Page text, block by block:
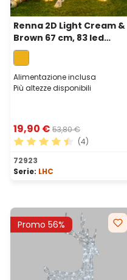
Renna 2D Light Cream &
Brown 67 cm, 83 led
bianco extra caldo
Alimentazione inclusa
Più altezze disponibili
19,90 € 53,80 €
Valutazione media di 4.5
(4)
72923
Serie: LHC
Promo 56%